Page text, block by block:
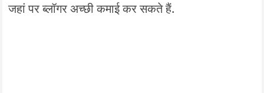
जहां पर ब्लॉगर अच्छी कमाई कर सकते हैं.